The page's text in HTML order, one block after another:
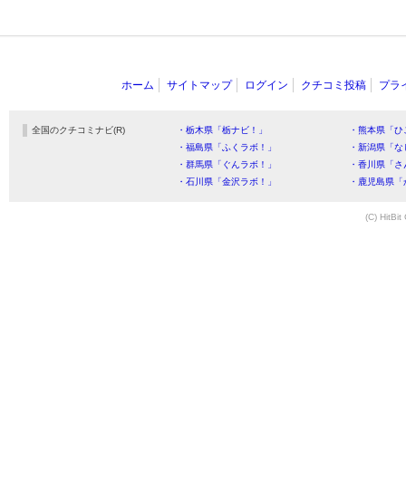
ホーム サイトマップ ログイン クチコミ投稿 プラ
全国のクチコミナビ(R) ・栃木県「栃ナビ！」
・熊本県「
・福島県「ふくラボ！」
・新潟県「
・群馬県「ぐんラボ！」
・香川県「
・石川県「金沢ラボ！」
・鹿児島県
(C) HitBit